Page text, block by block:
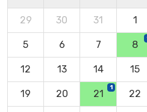
29 30 31 1
5 6 7 8
12 13 14 15
19 20 21
1
22